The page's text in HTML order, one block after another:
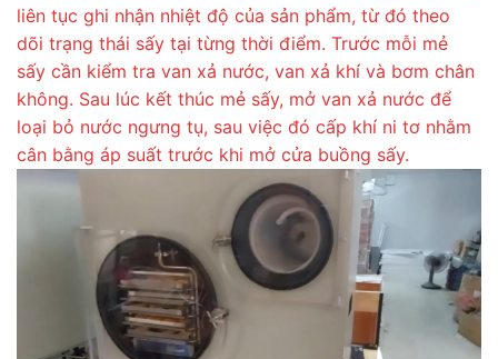
liên tục ghi nhận nhiệt độ của sản phẩm, từ đó theo
dõi trạng thái sấy tại từng thời điểm. Trước mỗi mẻ
sấy cần kiểm tra van xả nước, van xả khí và bơm chân
không. Sau lúc kết thúc mẻ sấy, mở van xả nước để
loại bỏ nước ngưng tụ, sau việc đó cấp khí ni tơ nhằm
cân bằng áp suất trước khi mở cửa buồng sấy.